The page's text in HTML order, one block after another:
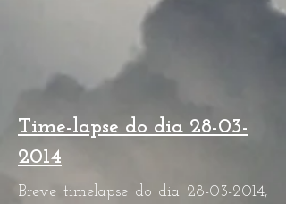
Time-lapse do dia 28-03-
2014
Breve timelapse do dia 28-03-2014,